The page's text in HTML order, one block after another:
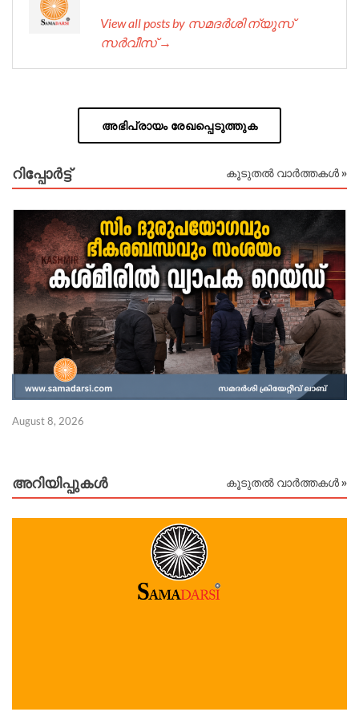
View all posts by സമദർശി ന്യൂസ്
സർവീസ് →
അഭിപ്രായം രേഖപ്പെടുത്തുക
റിപ്പോര്‍ട്ട് കൂടുതൽ വാർത്തകൾ »
August 8, 2026
അറിയിപ്പുകള്‍ കൂടുതൽ വാർത്തകൾ »